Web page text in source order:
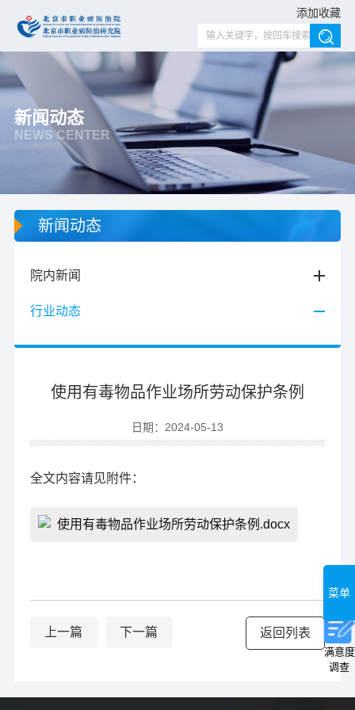
添加收藏
菜单
新闻动态
NEWS CENTER
新闻动态
院内新闻
行业动态
使用有毒物品作业场所劳动保护条例
日期：2024-05-13
全文内容请见附件：
使用有毒物品作业场所劳动保护条例.docx
返回列表
上一篇 下一篇
满意度
调查